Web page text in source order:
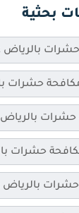
بحثية
بالرياض
حشرات
بالرياض
حشرات
بالرياض